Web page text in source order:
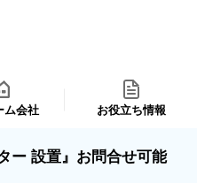
ム会社 お役立ち情報
ー 設置』お問合せ可能